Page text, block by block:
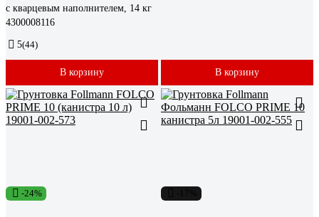
с кварцевым наполнителем, 14 кг
4300008116
5(44)
В корзину В корзину
-24%